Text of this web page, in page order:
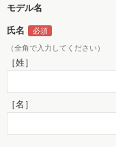
モデル名
氏名
（全角で入力してください）
［姓］
［名］